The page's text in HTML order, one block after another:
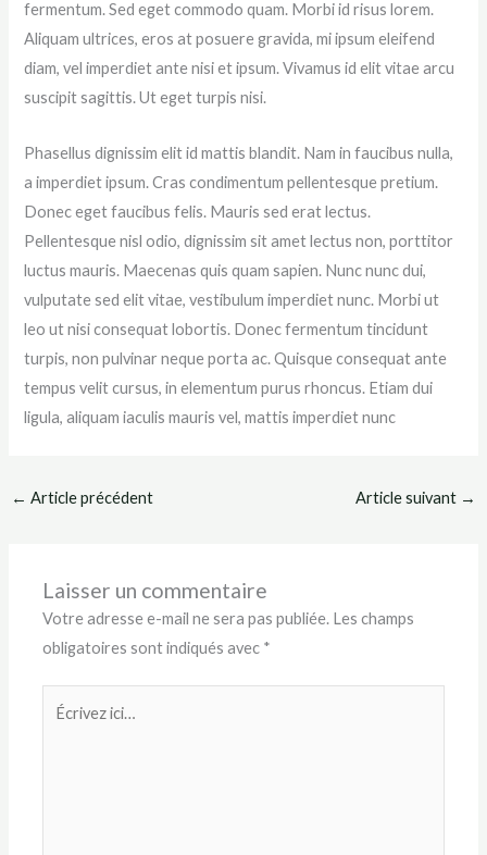
fermentum. Sed eget commodo quam. Morbi id risus lorem.
Aliquam ultrices, eros at posuere gravida, mi ipsum eleifend
diam, vel imperdiet ante nisi et ipsum. Vivamus id elit vitae arcu
suscipit sagittis. Ut eget turpis nisi.
Phasellus dignissim elit id mattis blandit. Nam in faucibus nulla,
a imperdiet ipsum. Cras condimentum pellentesque pretium.
Donec eget faucibus felis. Mauris sed erat lectus.
Pellentesque nisl odio, dignissim sit amet lectus non, porttitor
luctus mauris. Maecenas quis quam sapien. Nunc nunc dui,
vulputate sed elit vitae, vestibulum imperdiet nunc. Morbi ut
leo ut nisi consequat lobortis. Donec fermentum tincidunt
turpis, non pulvinar neque porta ac. Quisque consequat ante
tempus velit cursus, in elementum purus rhoncus. Etiam dui
ligula, aliquam iaculis mauris vel, mattis imperdiet nunc
← Article précédent Article suivant →
Laisser un commentaire
Votre adresse e-mail ne sera pas publiée. Les champs
obligatoires sont indiqués avec *
Écrivez